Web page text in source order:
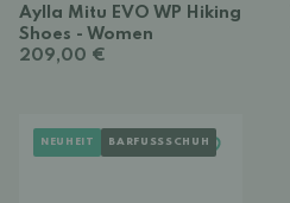
Aylla Mitu EVO WP Hiking
Shoes - Women
209,00 €
NEUHEIT BARFUSSSCHUH